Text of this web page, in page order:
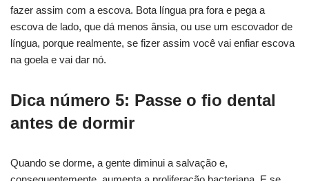
fazer assim com a escova. Bota língua pra fora e pega a
escova de lado, que dá menos ânsia, ou use um escovador de
língua, porque realmente, se fizer assim você vai enfiar escova
na goela e vai dar nó.
Dica número 5: Passe o fio dental
antes de dormir
Quando se dorme, a gente diminui a salvação e,